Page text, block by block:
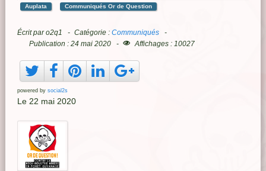
Auplata Communiqués Or de Question
Écrit paro2q1 Catégorie : Communiqués
Publication : 24 mai 2020
Affichages : 10027
powered by social2s
Le 22 mai 2020